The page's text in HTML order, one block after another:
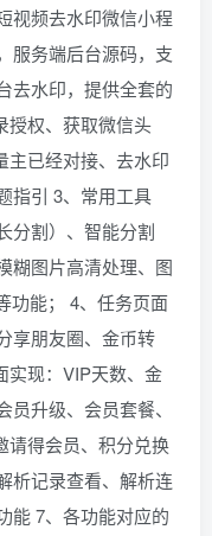
视频去水印微信小程
服务端后台源码，支
去水印，提供全套的
授权、获取微信头
主已经对接、去水印
指引 3、常用工具
分割）、智能分割
糊图片高清处理、图
功能； 4、任务页面
享朋友圈、金币转
实现：VIP天数、金
升级、会员套餐、
请得会员、积分兑换
析记录查看、解析连
能 7、各功能对应的